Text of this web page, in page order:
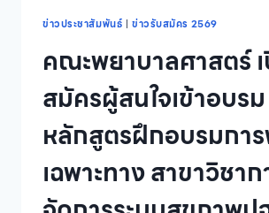
นอก
ราชการ
ปี
การ
ศึกษา
2569
ข่าวประชาสัมพันธ์ | ข่าวรับสมัคร 2569
คณะพยาบาลศาสตร์
สมัครผู้สนใจเข้าอบรม
หลักสูตรฝึกอบรมกา
เฉพาะทาง สาขาวิชาก